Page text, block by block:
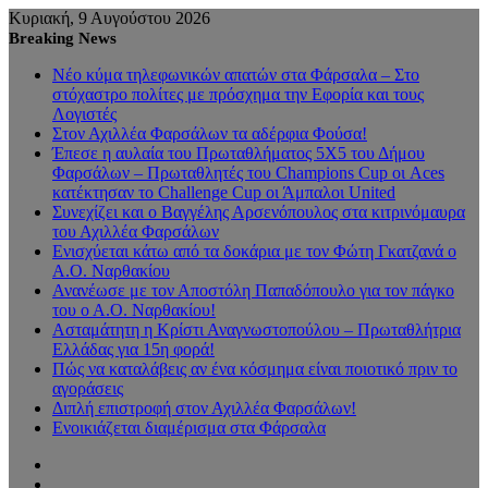
Κυριακή, 9 Αυγούστου 2026
Breaking News
Νέο κύμα τηλεφωνικών απατών στα Φάρσαλα – Στο
στόχαστρο πολίτες με πρόσχημα την Εφορία και τους
Λογιστές
Στον Αχιλλέα Φαρσάλων τα αδέρφια Φούσα!
Έπεσε η αυλαία του Πρωταθλήματος 5Χ5 του Δήμου
Φαρσάλων – Πρωταθλητές του Champions Cup οι Aces
κατέκτησαν το Challenge Cup οι Άμπαλοι United
Συνεχίζει και ο Βαγγέλης Αρσενόπουλος στα κιτρινόμαυρα
του Αχιλλέα Φαρσάλων
Ενισχύεται κάτω από τα δοκάρια με τον Φώτη Γκατζανά ο
Α.Ο. Ναρθακίου
Ανανέωσε με τον Αποστόλη Παπαδόπουλο για τον πάγκο
του ο Α.Ο. Ναρθακίου!
Ασταμάτητη η Κρίστι Αναγνωστοπούλου – Πρωταθλήτρια
Ελλάδας για 15η φορά!
Πώς να καταλάβεις αν ένα κόσμημα είναι ποιοτικό πριν το
αγοράσεις
Διπλή επιστροφή στον Αχιλλέα Φαρσάλων!
Ενοικιάζεται διαμέρισμα στα Φάρσαλα